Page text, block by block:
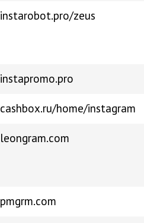
instarobot.pro/zeus
instapromo.pro
cashbox.ru/home/instagram
leongram.com
pmgrm.com